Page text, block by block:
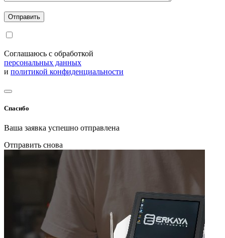
Соглашаюсь с обработкой
персональных данных
и политикой конфиденциальности
Спасибо
Ваша заявка успешно отправлена
Отправить снова